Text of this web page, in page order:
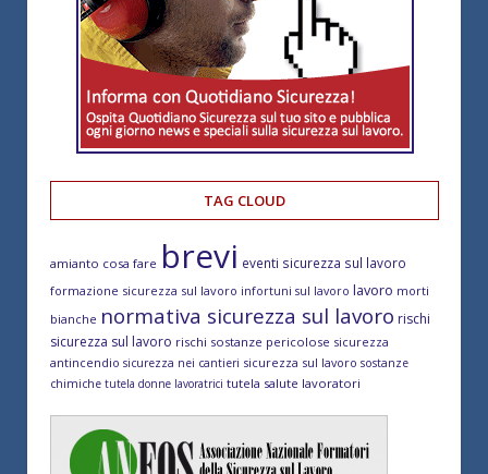
TAG CLOUD
amianto cosa fare brevi eventi sicurezza sul lavoro
formazione sicurezza sul lavoro infortuni sul lavoro lavoro morti
bianche normativa sicurezza sul lavoro rischi
sicurezza sul lavoro rischi sostanze pericolose sicurezza
antincendio sicurezza nei cantieri sicurezza sul lavoro sostanze
chimiche tutela donne lavoratrici tutela salute lavoratori